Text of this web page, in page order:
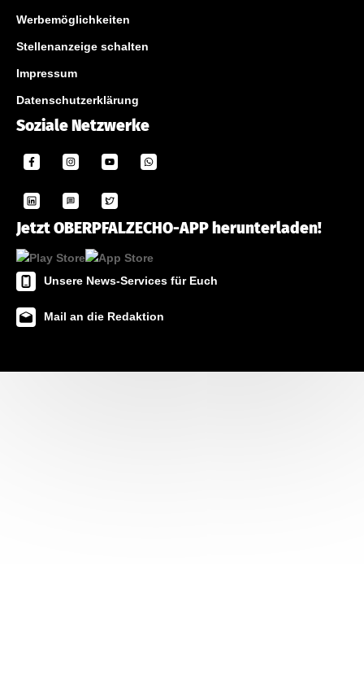
Werbemöglichkeiten
Stellenanzeige schalten
Impressum
Datenschutzerklärung
Soziale Netzwerke
Jetzt OBERPFALZECHO-APP herunterladen!
Unsere News-Services für Euch
Mail an die Redaktion